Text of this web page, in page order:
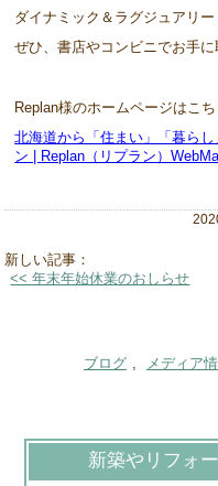
ダイナミック＆ラグジュアリー
ぜひ、書店やコンビニでお手に
Replan様のホームページはこち
北海道から「住まい」「暮ら
ン | Replan（リプラン）
新しい記事：
<< 年末年始休業のおしらせ
ブログ , メディア
新築やリフォ